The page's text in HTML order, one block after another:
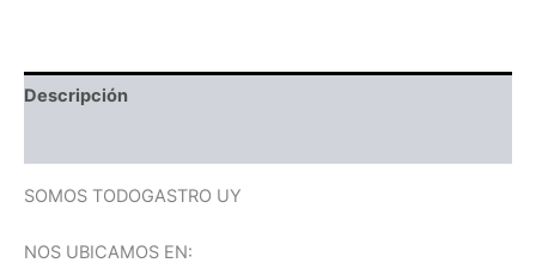
Descripción
SOMOS TODOGASTRO UY
NOS UBICAMOS EN: